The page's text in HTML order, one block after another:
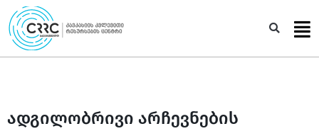
Skip
to
content
ადგილობრივი არჩევნების